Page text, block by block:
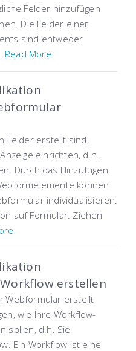
Felder hinzufügen
Die Felder einer
sind entweder
Read More
Felder erstellt sind,
einrichten, d.h.,
Durch das Hinzufügen
können
individualisieren.
auf Formular. Ziehen
erstellen
Webformular erstellt
wie Ihre Workflow-
sollen, d.h. Sie
Ein Workflow ist eine